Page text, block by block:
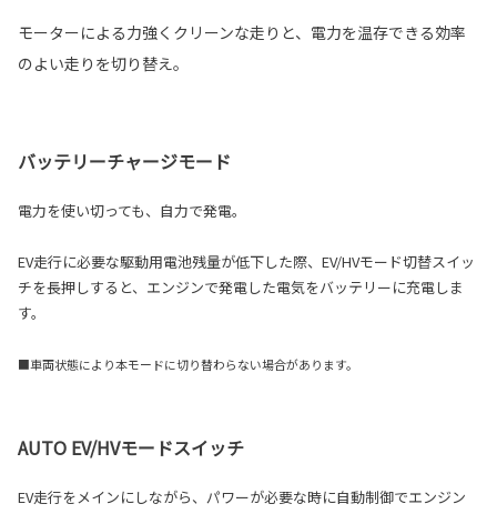
モーターによる力強くクリーンな走りと、電力を温存できる効率
のよい走りを切り替え。
バッテリーチャージモード
電力を使い切っても、自力で発電。
EV走行に必要な駆動用電池残量が低下した際、EV/HVモード切替スイッ
チを長押しすると、エンジンで発電した電気をバッテリーに充電しま
す。
■車両状態により本モードに切り替わらない場合があります。
AUTO EV/HVモードスイッチ
EV走行をメインにしながら、パワーが必要な時に自動制御でエンジン